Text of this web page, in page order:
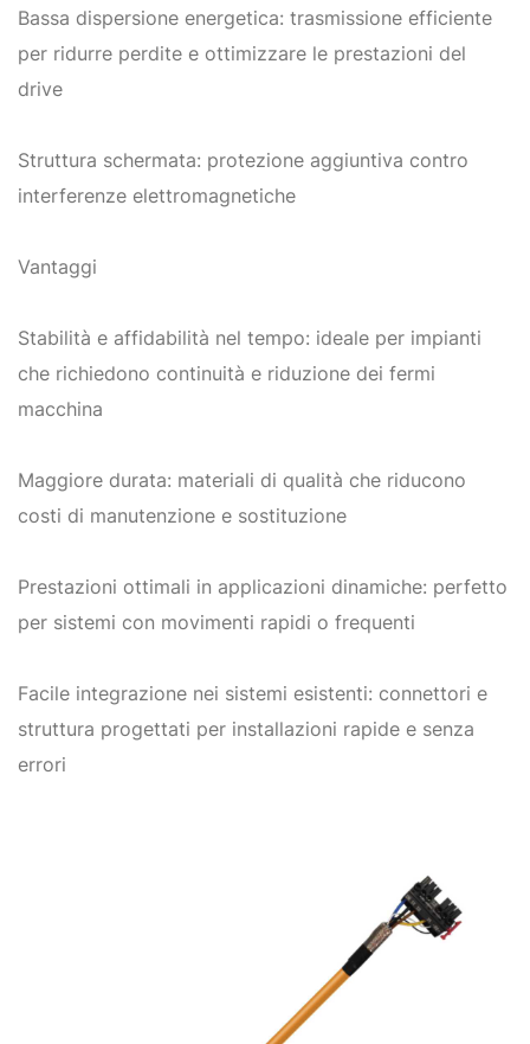
Bassa dispersione energetica: trasmissione efficiente
per ridurre perdite e ottimizzare le prestazioni del
drive
Struttura schermata: protezione aggiuntiva contro
interferenze elettromagnetiche
Vantaggi
Stabilità e affidabilità nel tempo: ideale per impianti
che richiedono continuità e riduzione dei fermi
macchina
Maggiore durata: materiali di qualità che riducono
costi di manutenzione e sostituzione
Prestazioni ottimali in applicazioni dinamiche: perfetto
per sistemi con movimenti rapidi o frequenti
Facile integrazione nei sistemi esistenti: connettori e
struttura progettati per installazioni rapide e senza
errori